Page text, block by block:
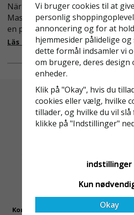
När Derome
Maskinuthyrning behövde
en pålitlig partner inom
fallskydd och
säkerhetslösningar föll
valet på
Ställningsprodukter.se.
Med daglig verksamhet på
hög höjd är det avgörande
för dem att samarbeta
med en leverantör som
både har rätt produkter
Läs mer om varför Derome väljer oss
högst
våra
i
från
men
Konkurrencedygtige Priser
Vi bruger cookies til at
personlig
annoncering og for at
hjemmesider pålidelige og
dette formål indsamler vi
om brugere, deres design
enheder.
Klik på "Okay", hvis du
cookies eller vælg, hvilke
tillader, og hvilke du vil slå
klikke på "Indstillinger"
indstillinger
Kun
Okay